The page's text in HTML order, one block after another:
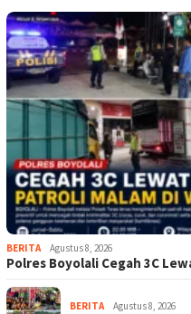
BERITA Agustus 8, 2026
Polres Boyolali Cegah 3C
BERITA Agustus 8, 2026